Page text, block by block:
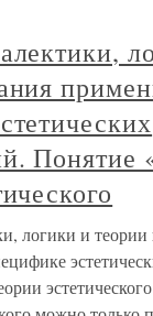
Понятие
логики и теории